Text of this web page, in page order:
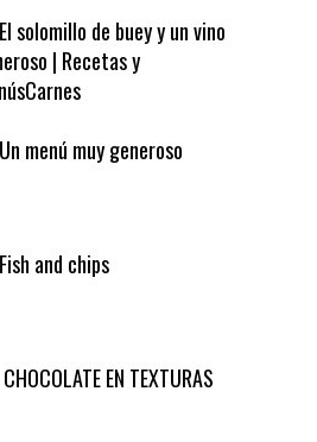
DE TOMATE AL CAFÉ Y
| Recetas y